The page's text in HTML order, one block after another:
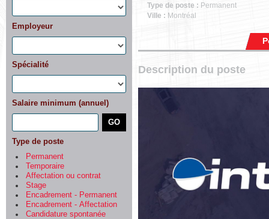
Employeur
Spécialité
Salaire minimum (annuel)
Type de poste
Permanent
Temporaire
Affectation ou contrat
Stage
Encadrement - Permanent
Encadrement - Affectation
Candidature spontanée
Type de poste : Permanent
Ville : Montréal
Description du poste